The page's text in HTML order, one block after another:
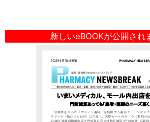
新しいeBOOKが公開され